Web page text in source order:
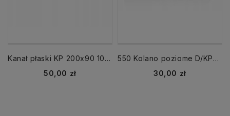
Kanał płaski KP 200x90 1000 mm 1 mb prostokątny
Cena
50,00 zł
550 Kolano poziome D/KPO 204x60 kąt 90
Cena
30,00 zł